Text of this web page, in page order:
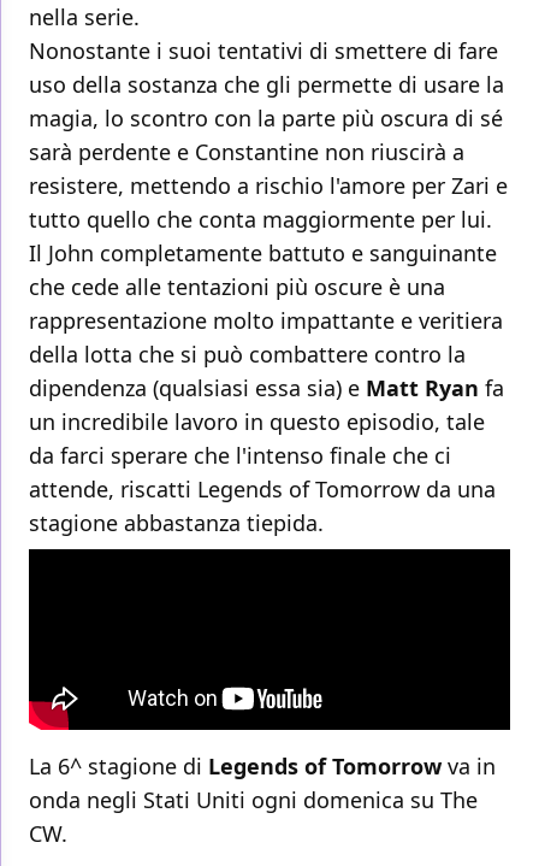
nella serie.
Nonostante i suoi tentativi di smettere di fare
uso della sostanza che gli permette di usare la
magia, lo scontro con la parte più oscura di sé
sarà perdente e Constantine non riuscirà a
resistere, mettendo a rischio l'amore per Zari e
tutto quello che conta maggiormente per lui.
Il John completamente battuto e sanguinante
che cede alle tentazioni più oscure è una
rappresentazione molto impattante e veritiera
della lotta che si può combattere contro la
dipendenza (qualsiasi essa sia) e Matt Ryan fa
un incredibile lavoro in questo episodio, tale
da farci sperare che l'intenso finale che ci
attende, riscatti Legends of Tomorrow da una
stagione abbastanza tiepida.
La 6^ stagione di Legends of Tomorrow va in
onda negli Stati Uniti ogni domenica su The
CW.